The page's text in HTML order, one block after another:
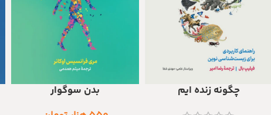
افزودن به سبد خرید
چگونه زنده ایم افزودن به سبد خریدبدن سوگوار